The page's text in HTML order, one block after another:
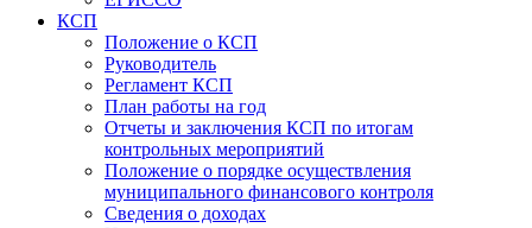
КСП
Положение о КСП
Руководитель
Регламент КСП
План работы на год
Отчеты и заключения КСП по итогам
контрольных мероприятий
Положение о порядке осуществления
муниципального финансового контроля
Сведения о доходах